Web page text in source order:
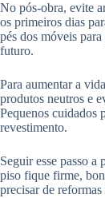
No pós-obra, evite
os primeiros dias
pés dos móveis
futuro.
Para aumentar a
produtos neutros e
Pequenos cuidados
revestimento.
Seguir esse passo a
piso fique firme,
precisar de reformas